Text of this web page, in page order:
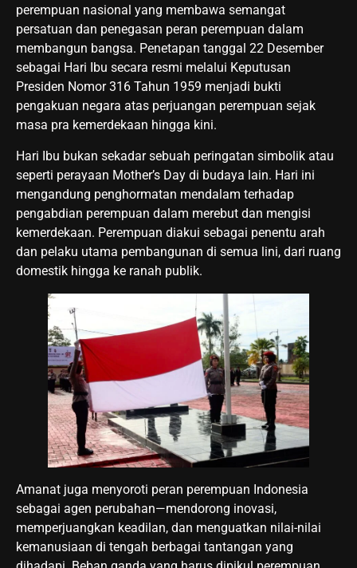
perempuan nasional yang membawa semangat
persatuan dan penegasan peran perempuan dalam
membangun bangsa. Penetapan tanggal 22 Desember
sebagai Hari Ibu secara resmi melalui Keputusan
Presiden Nomor 316 Tahun 1959 menjadi bukti
pengakuan negara atas perjuangan perempuan sejak
masa pra kemerdekaan hingga kini.
Hari Ibu bukan sekadar sebuah peringatan simbolik atau
seperti perayaan Mother’s Day di budaya lain. Hari ini
mengandung penghormatan mendalam terhadap
pengabdian perempuan dalam merebut dan mengisi
kemerdekaan. Perempuan diakui sebagai penentu arah
dan pelaku utama pembangunan di semua lini, dari ruang
domestik hingga ke ranah publik.
Amanat juga menyoroti peran perempuan Indonesia
sebagai agen perubahan—mendorong inovasi,
memperjuangkan keadilan, dan menguatkan nilai-nilai
kemanusiaan di tengah berbagai tantangan yang